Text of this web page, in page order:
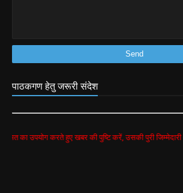
पाठकगण हेतु जरूरी संदेश
हुए खबर की पुष्टि करें, उसकी पुरी जिम्मेदारी